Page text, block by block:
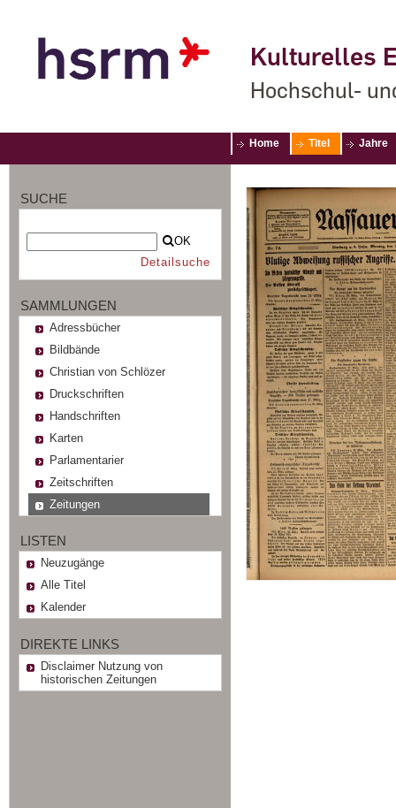
Kulturelles
Hochschul-
Home Titel Jahre
SUCHE
OK
Detailsuche
SAMMLUNGEN
Adressbücher
Bildbände
Christian von Schlözer
Druckschriften
Handschriften
Karten
Parlamentarier
Zeitschriften
Zeitungen
LISTEN
Neuzugänge
Alle Titel
Kalender
DIREKTE LINKS
Disclaimer Nutzung von
historischen Zeitungen